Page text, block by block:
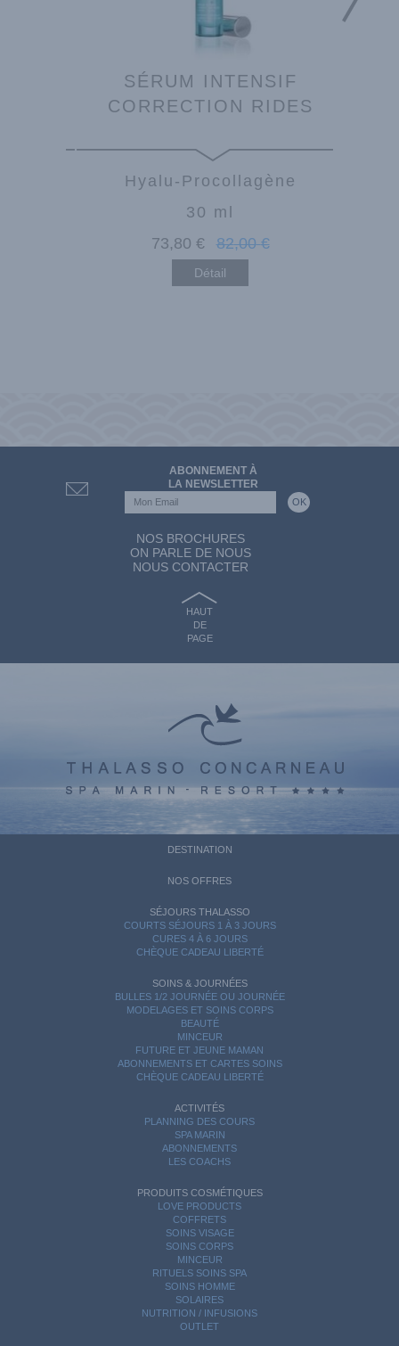
SÉRUM INTENSIF
CORRECTION RIDES
Hyalu-Procollagène
30 ml
73,80 € 82,00 €
Détail
ABONNEMENT À
LA NEWSLETTER
NOS BROCHURES
ON PARLE DE NOUS
NOUS CONTACTER
HAUT
DE
PAGE
DESTINATION
NOS OFFRES
SÉJOURS THALASSO
COURTS SÉJOURS 1 À 3 JOURS
CURES 4 À 6 JOURS
CHÈQUE CADEAU LIBERTÉ
SOINS & JOURNÉES
BULLES 1/2 JOURNÉE OU JOURNÉE
MODELAGES ET SOINS CORPS
BEAUTÉ
MINCEUR
FUTURE ET JEUNE MAMAN
ABONNEMENTS ET CARTES SOINS
CHÈQUE CADEAU LIBERTÉ
ACTIVITÉS
PLANNING DES COURS
SPA MARIN
ABONNEMENTS
LES COACHS
PRODUITS COSMÉTIQUES
LOVE PRODUCTS
COFFRETS
SOINS VISAGE
SOINS CORPS
MINCEUR
RITUELS SOINS SPA
SOINS HOMME
SOLAIRES
NUTRITION / INFUSIONS
OUTLET